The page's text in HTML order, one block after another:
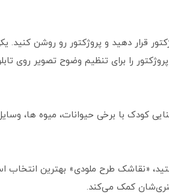
قرار دهید و پروژکتور رو روشن کنید.
پروژکتور را برای تنظیم وضوح تصویر روی
کودک با برخی حیوانات، میوه ها،
«نقاشک طرح ملودی» بهترین
کمک می‌کند.